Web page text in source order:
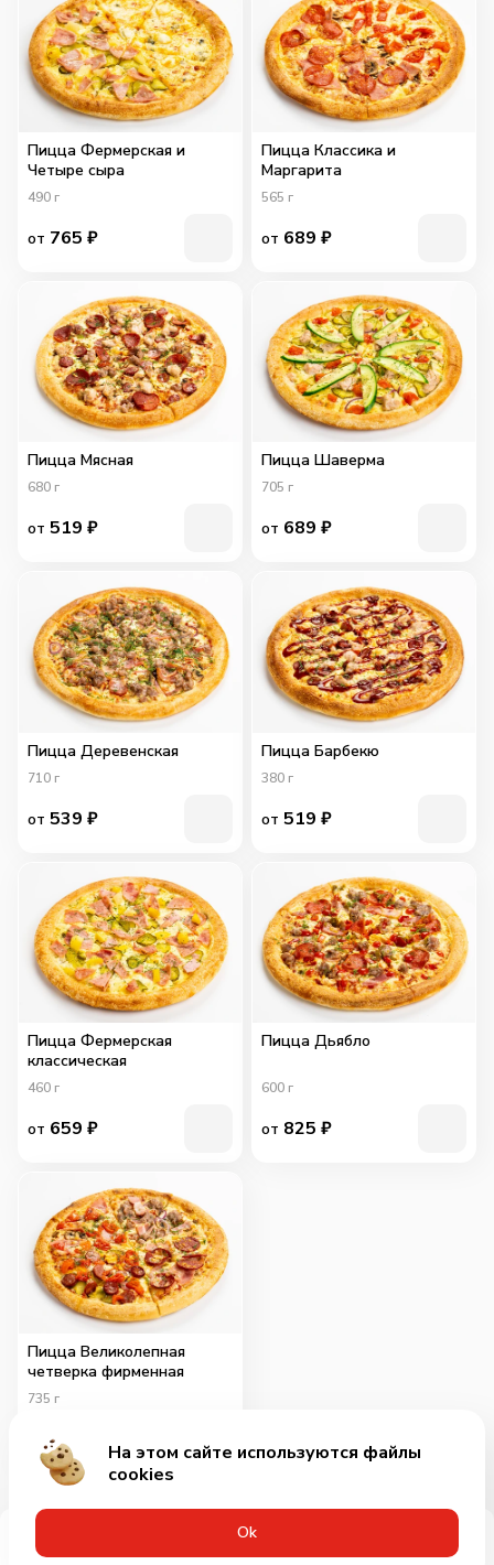
Пицца Фермерская и
Четыре сыра
490 г
от 765 ₽
Пицца Классика и
Маргарита
565 г
от 689 ₽
Пицца Мясная
680 г
от 519 ₽
Пицца Шаверма
705 г
от 689 ₽
Пицца Деревенская
710 г
от 539 ₽
Пицца Барбекю
380 г
от 519 ₽
Пицца Фермерская
классическая
460 г
от 659 ₽
Пицца Дьябло
600 г
от 825 ₽
Пицца Великолепная
четверка фирменная
735 г
от715
На этом сайте используются файлы
cookies
Оk